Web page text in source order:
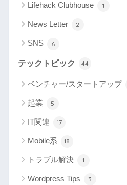
Lifehack Clubhouse 1
News Letter 2
SNS 6
テックトピック 44
ベンチャー/スタートアップ
起業 5
IT関連 17
Mobile系 18
トラブル解決 1
Wordpress Tips 3